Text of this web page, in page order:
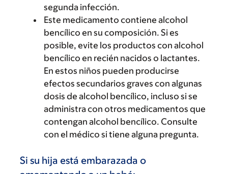
segunda infección.
Este medicamento contiene alcohol
bencílico en su composición. Si es
posible, evite los productos con alcohol
bencílico en recién nacidos o lactantes.
En estos niños pueden producirse
efectos secundarios graves con algunas
dosis de alcohol bencílico, incluso si se
administra con otros medicamentos que
contengan alcohol bencílico. Consulte
con el médico si tiene alguna pregunta.
Si su hija está embarazada o